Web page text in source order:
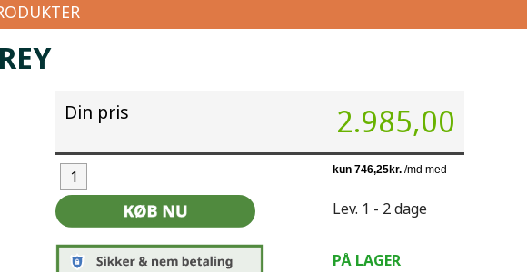
Din pris 2.985,00
Lev. 1 - 2 dage
PÅ LAGER